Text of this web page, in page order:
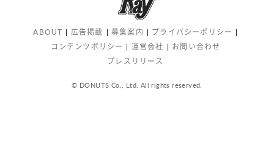
ABOUT 広告掲載 募集案内
プライバシーポリシー
コンテンツポリシー
運営会社
お問い合わせ
プレスリリース
© DONUTS Co., Ltd. All rights reserved.